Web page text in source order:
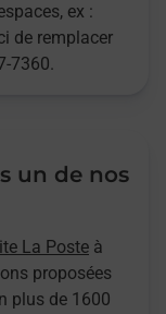
ex :
de remplacer
7360.
un de nos
La Poste à
proposées
plus de 1600